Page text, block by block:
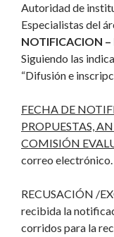
Autoridad de
Especialistas del
NOTIFICACION –
Siguiendo las
“Difusión e
FECHA DE
PROPUESTAS,
COMISIÓN
correo electrónico.
RECUSACIÓN /
recibida la
corridos para la